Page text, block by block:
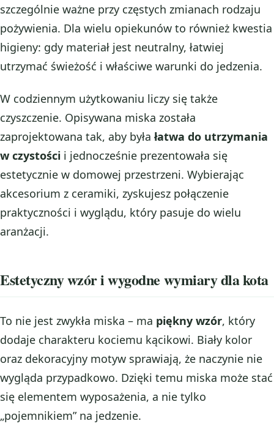
szczególnie ważne przy częstych zmianach rodzaju
pożywienia. Dla wielu opiekunów to również kwestia
higieny: gdy materiał jest neutralny, łatwiej
utrzymać świeżość i właściwe warunki do jedzenia.
W codziennym użytkowaniu liczy się także
czyszczenie. Opisywana miska została
zaprojektowana tak, aby była łatwa do utrzymania
w czystości i jednocześnie prezentowała się
estetycznie w domowej przestrzeni. Wybierając
akcesorium z ceramiki, zyskujesz połączenie
praktyczności i wyglądu, który pasuje do wielu
aranżacji.
Estetyczny wzór i wygodne wymiary dla kota
To nie jest zwykła miska – ma piękny wzór, który
dodaje charakteru kociemu kącikowi. Biały kolor
oraz dekoracyjny motyw sprawiają, że naczynie nie
wygląda przypadkowo. Dzięki temu miska może stać
się elementem wyposażenia, a nie tylko
„pojemnikiem” na jedzenie.